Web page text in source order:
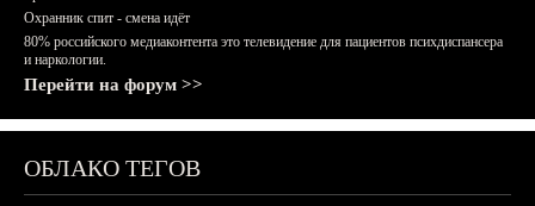
Охранник спит - смена идёт
80% российского медиаконтента это телевидение для пациентов психдиспансера
и наркологии.
Перейти на форум >>
ОБЛАКО ТЕГОВ